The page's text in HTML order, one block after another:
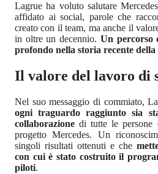
Lagrue ha voluto salutare
affidato ai social, parole che
creato con il team, ma anche il
in oltre un decennio. Un percorso
profondo nella storia recente
Il valore del lavoro di
Nel suo messaggio di commiato,
ogni traguardo raggiunto sia
collaborazione di tutte le persone
progetto Mercedes. Un
singoli risultati ottenuti e che
con cui è stato costruito il
piloti.